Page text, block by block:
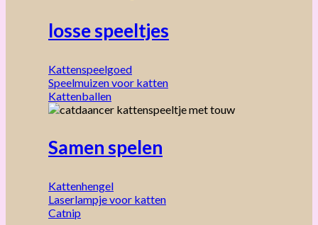
losse speeltjes
Kattenspeelgoed
Speelmuizen voor katten
Kattenballen
Samen spelen
Kattenhengel
Laserlampje voor katten
Catnip